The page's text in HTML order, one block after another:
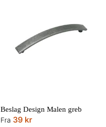
Beslag Design Malen greb
Fra 39 kr